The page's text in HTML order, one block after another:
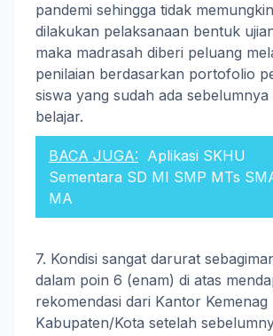
pandemi sehingga tidak
dilakukan pelaksanaan bentuk
maka madrasah diberi peluang
penilaian berdasarkan portofolio
siswa yang sudah ada sebelumnya
belajar.
BACA JUGA: Aplikasi SKHU
Sementara SD MI SMP MTs
MA
7. Kondisi sangat darurat
dalam poin 6 (enam) di atas
rekomendasi dari Kantor Kemenag
Kabupaten/Kota setelah